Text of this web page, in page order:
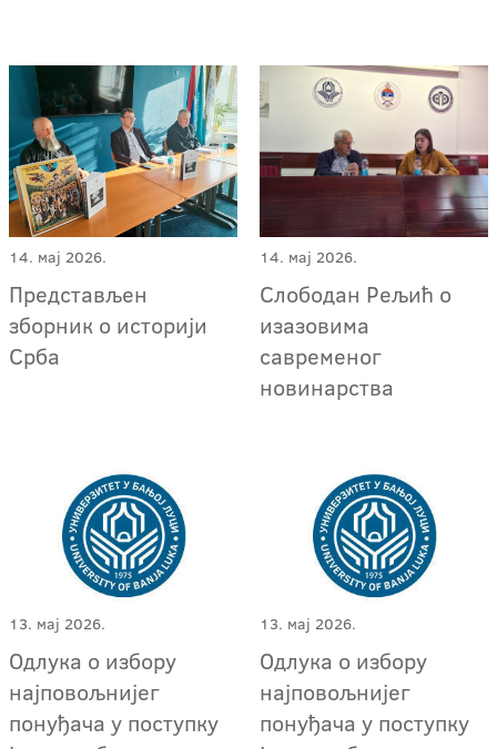
14. мај 2026.
Представљен
зборник о историји
Срба
14. мај 2026.
Слободан Рељић о
изазовима
савременог
новинарства
13. мај 2026.
Одлука о избору
најповољнијег
понуђача у поступку
13. мај 2026.
Одлука о избору
најповољнијег
понуђача у поступку